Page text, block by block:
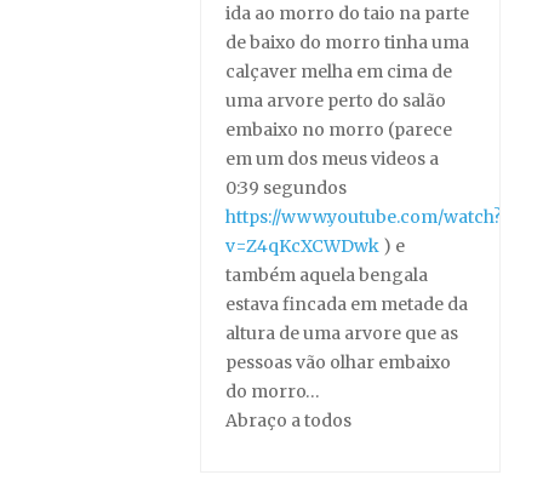
ida ao morro do taio na parte
de baixo do morro tinha uma
calçaver melha em cima de
uma arvore perto do salão
embaixo no morro (parece
em um dos meus videos a
0:39 segundos
https://www.youtube.com/watch?
v=Z4qKcXCWDwk ) e
também aquela bengala
estava fincada em metade da
altura de uma arvore que as
pessoas vão olhar embaixo
do morro…
Abraço a todos